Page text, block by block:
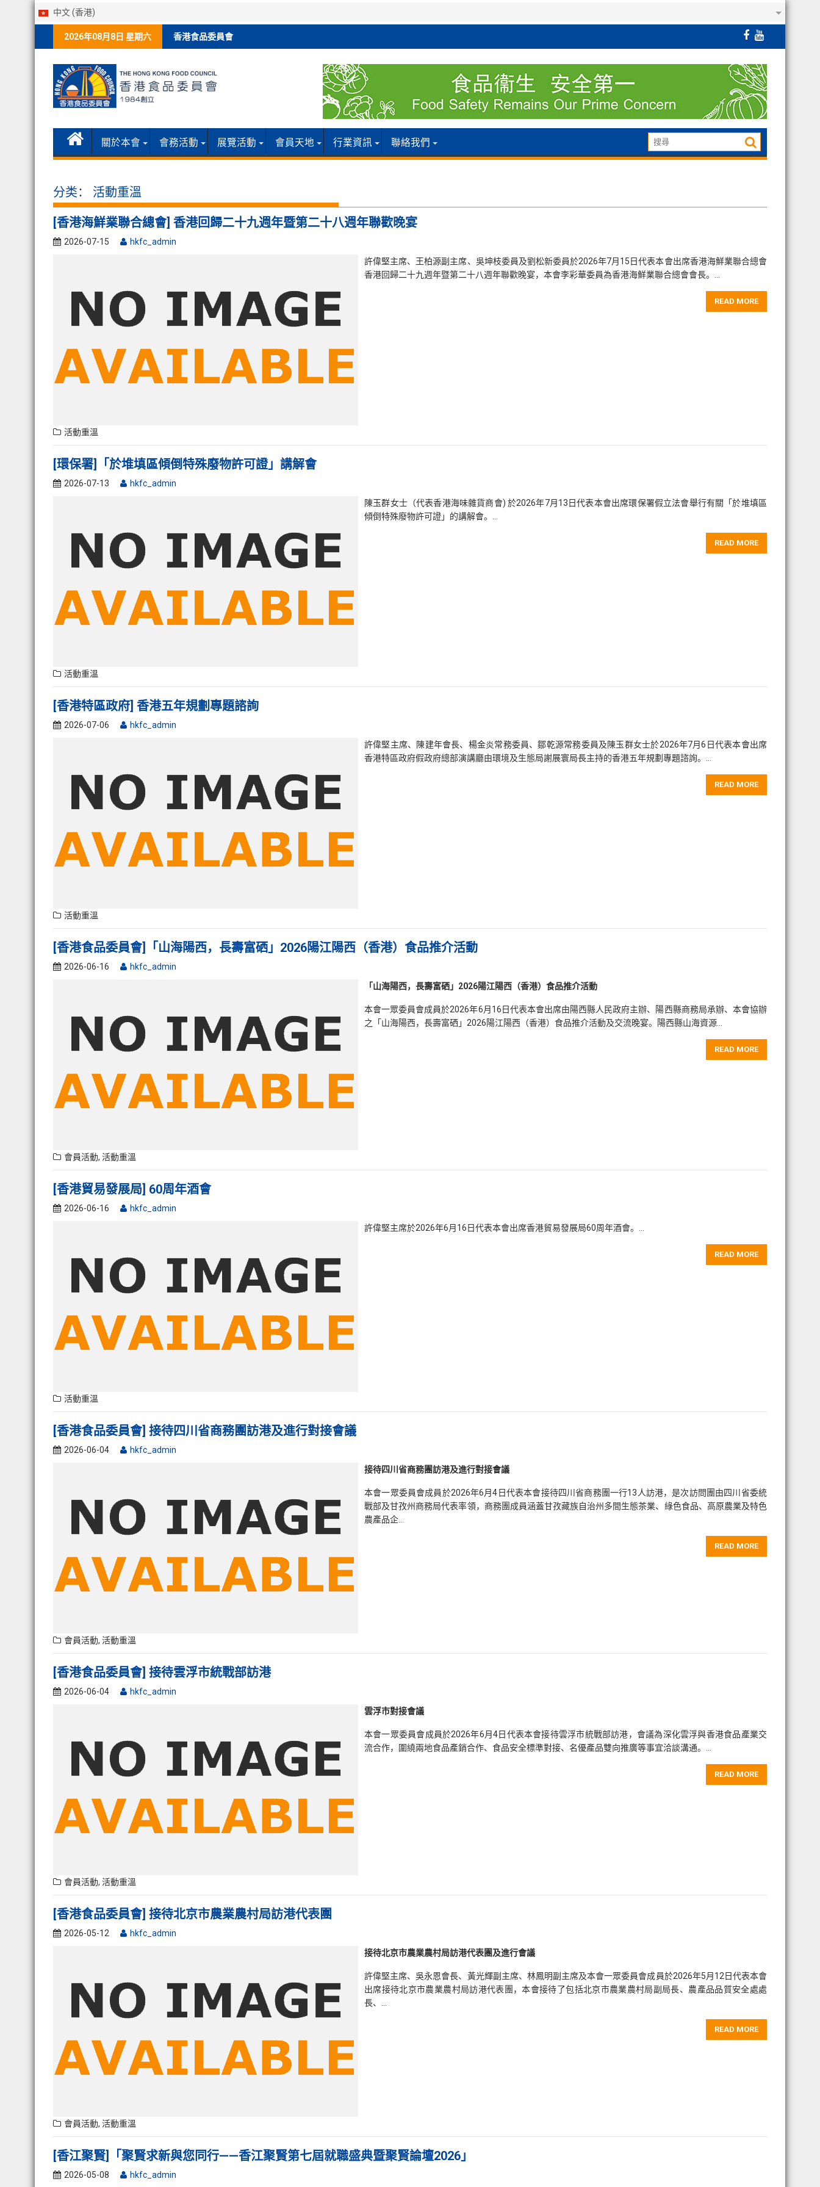
中文 (香港)
2026年08月8日 星期六 香港食品委員會
關於本會 會務活動 展覽活動 會員天地 行業資訊 聯絡我們
分类： 活動重溫
[香港海鮮業聯合總會] 香港回歸二十九週年暨第二十八週年聯歡晚宴
2026-07-15
hkfc_admin
許偉堅主席、王柏源副主席、吳坤枝委員及劉松新委員於2026年7月15日代表本會出席香港海鮮業聯合總會
香港回歸二十九週年暨第二十八週年聯歡晚宴，本會李彩華委員為香港海鮮業聯合總會會長。…
READ MORE
活動重溫
[環保署]「於堆填區傾倒特殊廢物許可證」講解會
2026-07-13
hkfc_admin
陳玉群女士（代表香港海味雜貨商會) 於2026年7月13日代表本會出席環保署假立法會舉行有關「於堆填區
傾倒特殊廢物許可證」的講解會。…
READ MORE
活動重溫
[香港特區政府] 香港五年規劃專題諮詢
2026-07-06
hkfc_admin
許偉堅主席、陳建年會長、楊金炎常務委員、鄒乾源常務委員及陳玉群女士於2026年7月6日代表本會出席
香港特區政府假政府總部演講廳由環境及生態局謝展寰局長主持的香港五年規劃專題諮詢。…
READ MORE
活動重溫
[香港食品委員會]「山海陽西，長壽富硒」2026陽江陽西（香港）食品推介活動
2026-06-16
hkfc_admin
「山海陽西，長壽富硒」2026陽江陽西（香港）食品推介活動
本會一眾委員會成員於2026年6月16日代表本會出席由陽西縣人民政府主辦、陽西縣商務局承辦、本會協辦
之「山海陽西，長壽富硒」2026陽江陽西（香港）食品推介活動及交流晚宴。陽西縣山海資源…
READ MORE
會員活動, 活動重溫
[香港貿易發展局] 60周年酒會
2026-06-16
hkfc_admin
許偉堅主席於2026年6月16日代表本會出席香港貿易發展局60周年酒會。…
READ MORE
活動重溫
[香港食品委員會] 接待四川省商務團訪港及進行對接會議
2026-06-04
hkfc_admin
接待四川省商務團訪港及進行對接會議
本會一眾委員會成員於2026年6月4日代表本會接待四川省商務團一行13人訪港，是次訪問團由四川省委統
戰部及甘孜州商務局代表率領，商務團成員涵蓋甘孜藏族自治州多間生態茶業、綠色食品、高原農業及特色
農產品企…
READ MORE
會員活動, 活動重溫
[香港食品委員會] 接待雲浮市統戰部訪港
2026-06-04
hkfc_admin
雲浮市對接會議
本會一眾委員會成員於2026年6月4日代表本會接待雲浮市統戰部訪港，會議為深化雲浮與香港食品產業交
流合作，圍繞兩地食品產銷合作、食品安全標準對接、名優產品雙向推廣等事宜洽談溝通。…
READ MORE
會員活動, 活動重溫
[香港食品委員會] 接待北京市農業農村局訪港代表團
2026-05-12
hkfc_admin
接待北京市農業農村局訪港代表團及進行會議
許偉堅主席、吳永恩會長、黃光輝副主席、林鳳明副主席及本會一眾委員會成員於2026年5月12日代表本會
出席接待北京市農業農村局訪港代表團，本會接待了包括北京市農業農村局副局長、農產品品質安全處處
長、…
READ MORE
會員活動, 活動重溫
[香江聚賢]「聚賢求新與您同行——香江聚賢第七屆就職盛典暨聚賢論壇2026」
2026-05-08 hkfc_admin